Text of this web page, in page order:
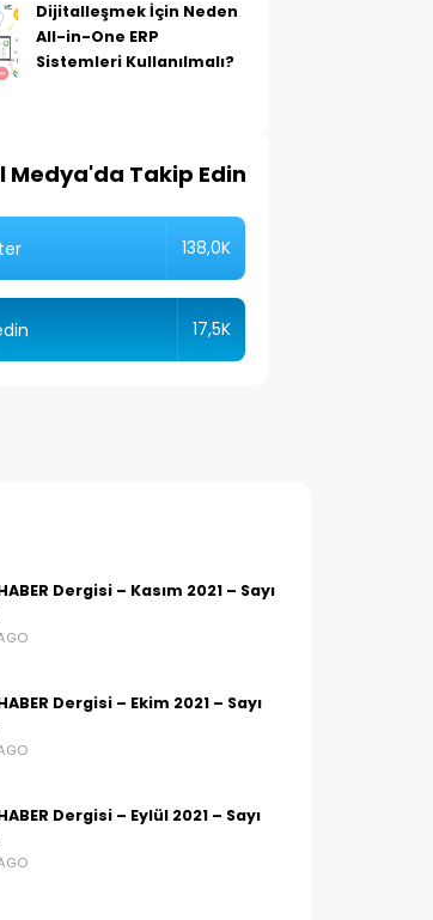
Dijitalleşmek İçin Neden
All-in-One ERP
Sistemleri Kullanılmalı?
Medya'da Takip Edin
138,0K
17,5K
Dergisi – Kasım 2021 – Sayı
Dergisi – Ekim 2021 – Sayı
Dergisi – Eylül 2021 – Sayı